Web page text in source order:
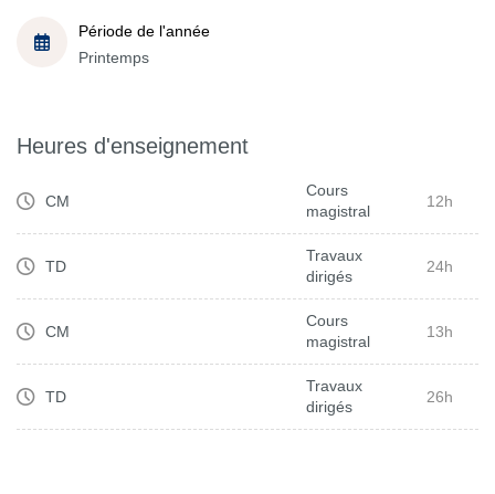
Période de l'année
Printemps
Heures d'enseignement
CM
Cours
magistral
12h
TD
Travaux
dirigés
24h
CM
Cours
magistral
13h
TD
Travaux
dirigés
26h